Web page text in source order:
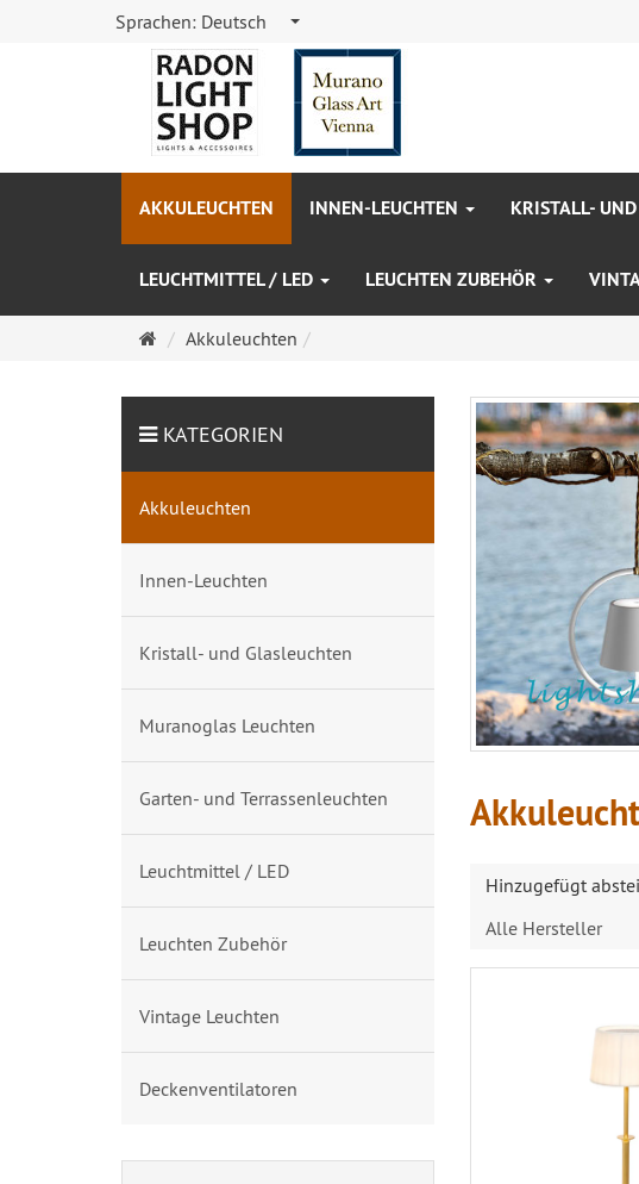
Sprachen: Deutsch
AKKULEUCHTEN INNEN-LEUCHTEN KRISTALL-
LEUCHTMITTEL / LED LEUCHTEN ZUBEHÖR
Startseite
Akkuleuchten
Hinzugefügt
Alle Hersteller
KATEGORIEN
Akkuleuchten
Innen-Leuchten
Kristall- und Glasleuchten
Muranoglas Leuchten
Garten- und Terrassenleuchten
Leuchtmittel / LED
Leuchten Zubehör
Vintage Leuchten
Deckenventilatoren